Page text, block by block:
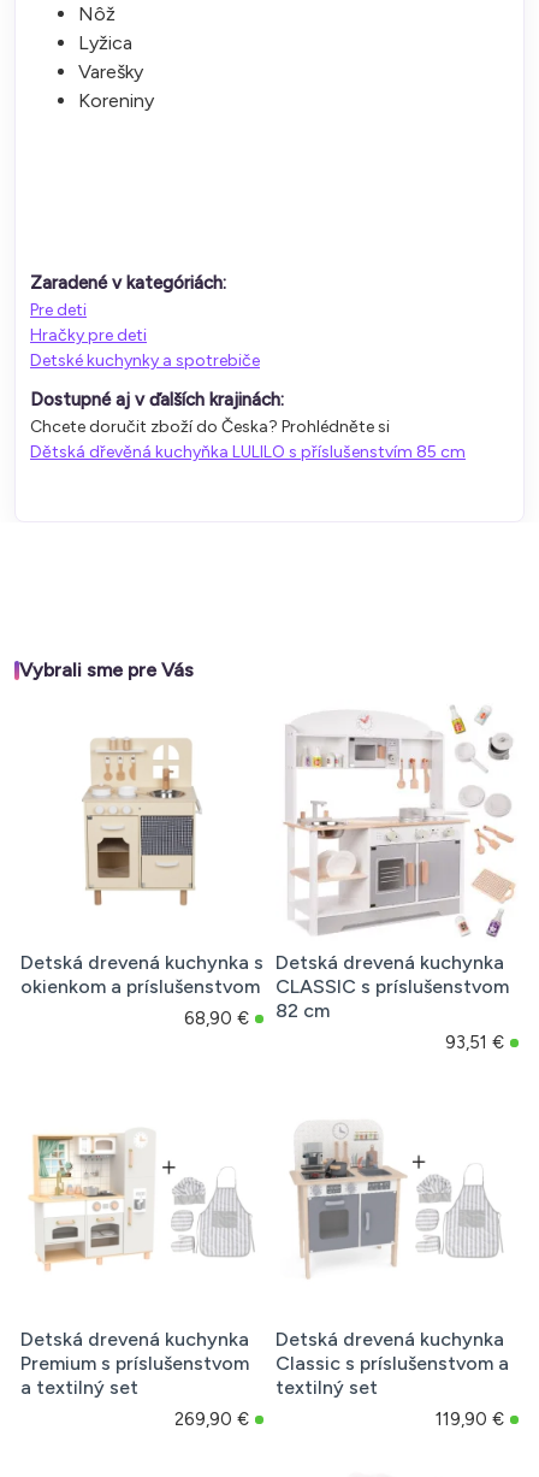
Nôž
Lyžica
Varešky
Koreniny
Zaradené v kategóriách:
Pre deti
Hračky pre deti
Detské kuchynky a spotrebiče
Dostupné aj v ďalších krajinách:
Chcete doručit zboží do Česka? Prohlédněte si
Dětská dřevěná kuchyňka LULILO s příslušenstvím 85 cm
Vybrali sme pre Vás
Detská drevená kuchynka s
okienkom a príslušenstvom
68,90 €
Detská drevená kuchynka
CLASSIC s príslušenstvom
82 cm
93,51 €
Detská drevená kuchynka
Premium s príslušenstvom
a textilný set
269,90 €
Detská drevená kuchynka
Classic s príslušenstvom a
textilný set
119,90 €